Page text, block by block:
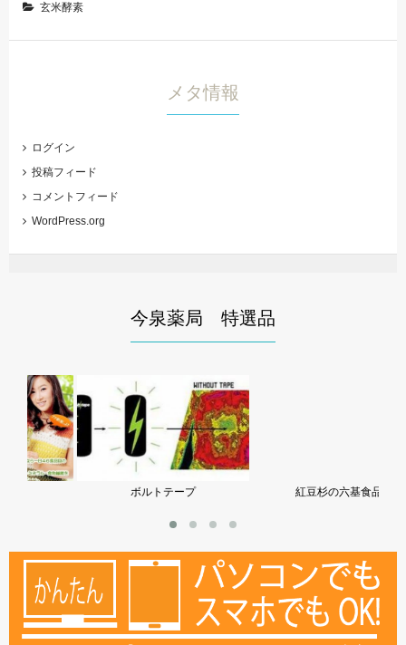
玄米酵素
メタ情報
ログイン
投稿フィード
コメントフィード
WordPress.org
今泉薬局 特選品
ボルトテープ 紅豆杉の六基食品